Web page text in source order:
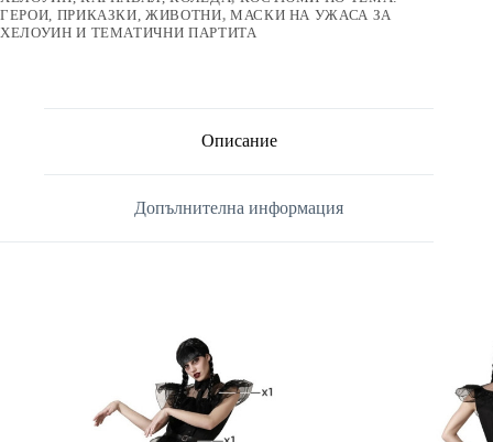
ГЕРОИ, ПРИКАЗКИ, ЖИВОТНИ, МАСКИ НА УЖАСА ЗА
ХЕЛОУИН И ТЕМАТИЧНИ ПАРТИТА
Описание
Допълнителна информация